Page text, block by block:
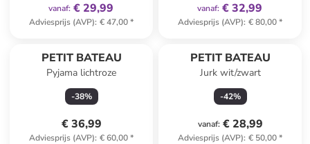
vanaf: € 29,99
Adviesprijs (AVP): € 47,00*
vanaf: € 32,99
Adviesprijs (AVP): € 80,00*
PETIT BATEAU
Pyjama lichtroze
-38%
€ 36,99
Adviesprijs (AVP): € 60,00*
PETIT BATEAU
Jurk wit/zwart
-42%
vanaf: € 28,99
Adviesprijs (AVP): € 50,00*